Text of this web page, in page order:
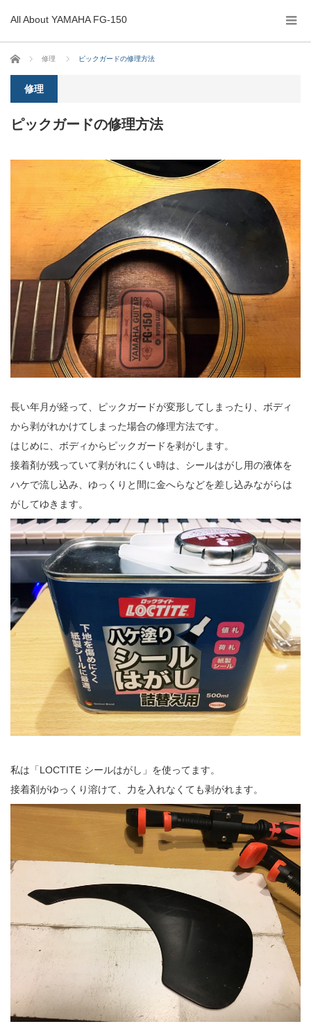
All About YAMAHA FG-150
ホーム 修理 ピックガードの修理方法
修理
ピックガードの修理方法
長い年月が経って、ピックガードが変形してしまったり、ボディ
から剥がれかけてしまった場合の修理方法です。
はじめに、ボディからピックガードを剥がします。
接着剤が残っていて剥がれにくい時は、シールはがし用の液体を
ハケで流し込み、ゆっくりと間に金へらなどを差し込みながらは
がしてゆきます。
私は「LOCTITE シールはがし」を使ってます。
接着剤がゆっくり溶けて、力を入れなくても剥がれます。